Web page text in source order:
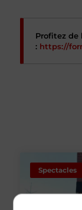
Profitez de
: https://
Spectacles